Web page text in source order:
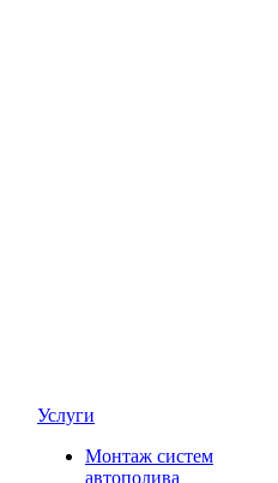
Услуги
Монтаж систем
автополива